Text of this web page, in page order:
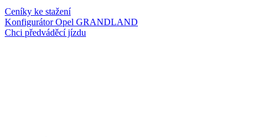
Ceníky ke stažení
Konfigurátor Opel GRANDLAND
Chci předváděcí jízdu